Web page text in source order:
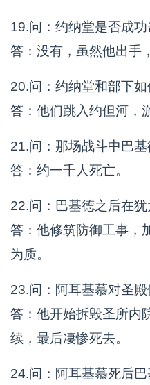
19.问：约纳堂是否成功
答：没有，虽然他出手
20.问：约纳堂和部下如
答：他们跳入约但河，
21.问：那场战斗中巴
答：约一千人死亡。
22.问：巴基德之后在犹
答：他修筑防御工事，
为质。
23.问：阿耳基慕对圣
答：他开始拆毁圣所内
续，最后凄惨死去。
24.问：阿耳基慕死后巴